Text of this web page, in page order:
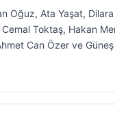
Oğuz, Ata Yaşat, Dilara
Toktaş, Hakan
Can Özer ve Güneş